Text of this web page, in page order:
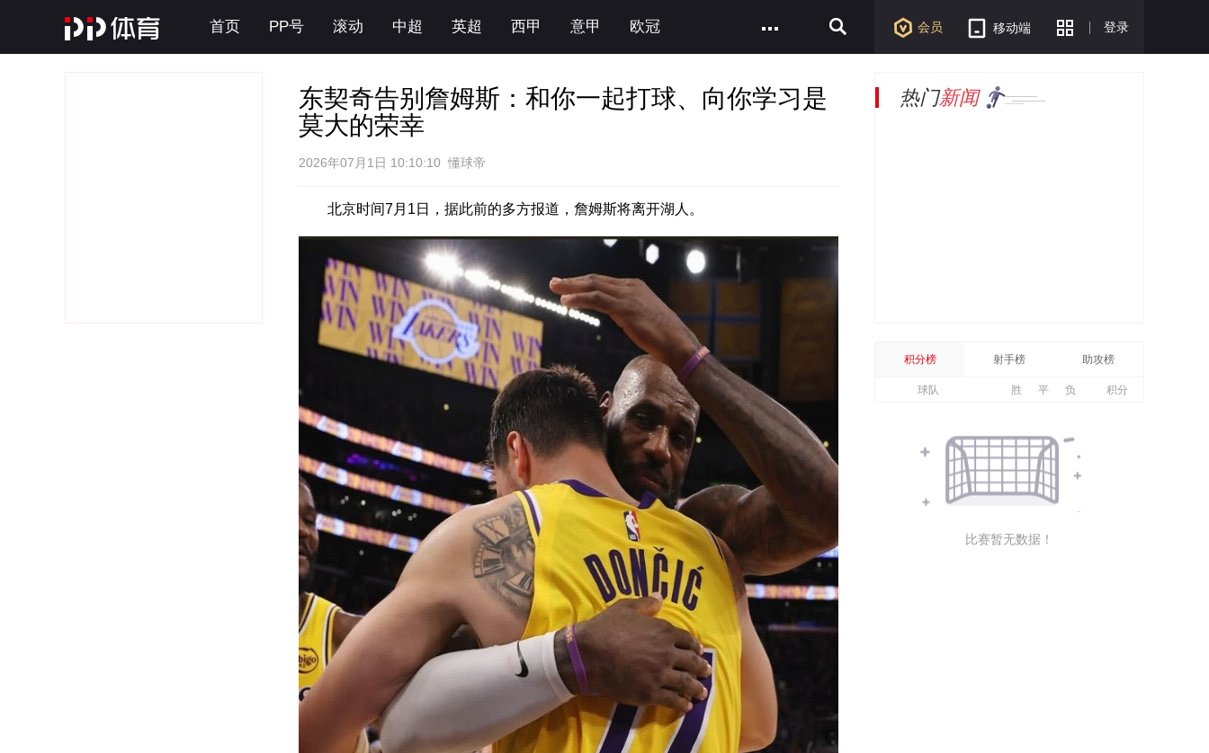
首页 PP号 滚动 中超 英超 西甲 意甲 欧冠 会员 移动端 登录
东契奇告别詹姆斯：和你一起打球、向你学习是
莫大的荣幸
2026年07月1日 10:10:10 懂球帝
北京时间7月1日，据此前的多方报道，詹姆斯将离开湖人。
热门新闻
积分榜 射手榜 助攻榜
球队 胜 平 负 积分
比赛暂无数据！